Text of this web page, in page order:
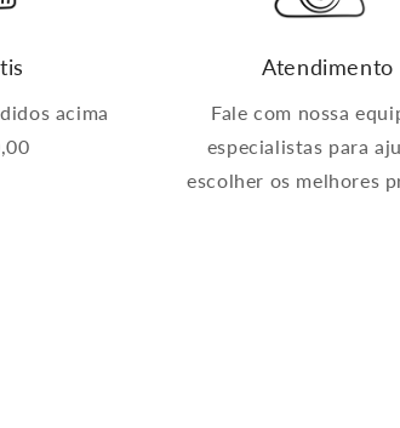
acima
Atendimento
Fale com nossa
especialistas para
escolher os melhores